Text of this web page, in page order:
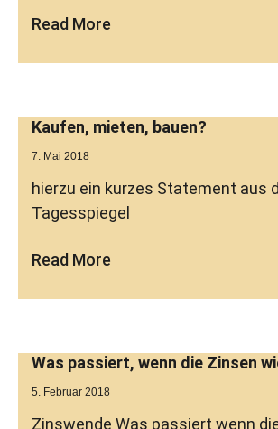
Read More
Kaufen, mieten, bauen?
7. Mai 2018
hierzu ein kurzes Statement aus
Tagesspiegel
Read More
Was passiert, wenn die Zinsen
5. Februar 2018
Zinswende Was passiert wenn